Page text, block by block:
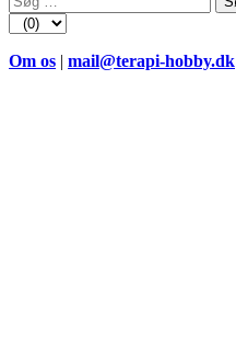
efter:
Om os | mail@terapi-hobby.dk